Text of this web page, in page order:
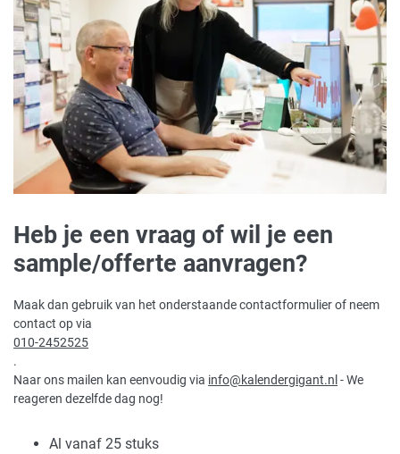
Heb je een vraag of wil je een
sample/offerte aanvragen?
Maak dan gebruik van het onderstaande contactformulier of neem
contact op via
010-2452525
.
Naar ons mailen kan eenvoudig via info@kalendergigant.nl - We
reageren dezelfde dag nog!
Al vanaf 25 stuks